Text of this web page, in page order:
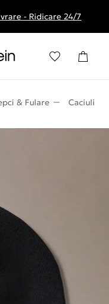
peste 250 RON
- Ridicare 24/7
& Fulare Caciuli